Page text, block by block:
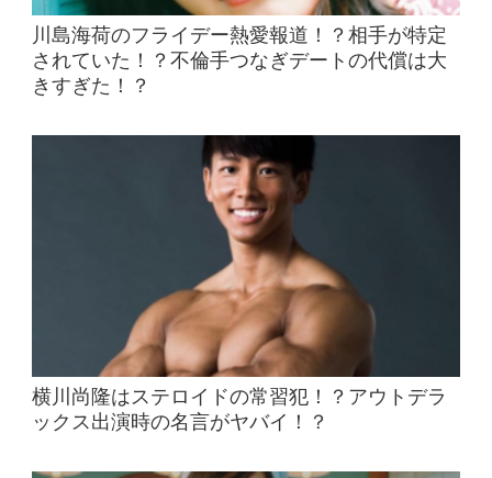
川島海荷のフライデー熱愛報道！？相手が特定
されていた！？不倫手つなぎデートの代償は大
きすぎた！？
横川尚隆はステロイドの常習犯！？アウトデラ
ックス出演時の名言がヤバイ！？